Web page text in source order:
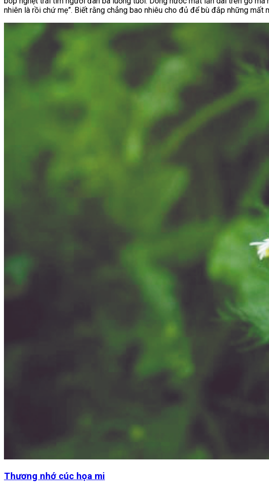
nhiên là rồi chứ mẹ”. Biết rằng chẳng bao nhiêu cho đủ để bù đắp những
Thương nhớ cúc họa mi